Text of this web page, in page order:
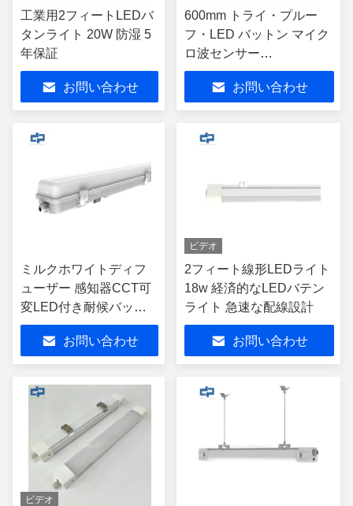
工業用2フィートLEDバ
タンライト 20W 防湿 5
年保証
お問い合わせ
600mm トライ・プルー
フ・LED バットン マイク
ロ波センサー
690*116*92mm
お問い合わせ
ミルクホワイトディフ
ューザー 感知器CCT可
変LED付き耐候バット
ンライト
お問い合わせ
ビデオ
2フィート線形LEDライト
18w 経済的なLEDバテン
ライト 急速な配線設計
お問い合わせ
ビデオ